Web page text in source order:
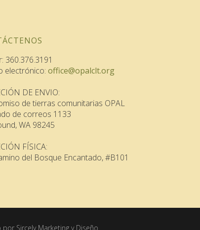
360.376.3191
electrónico: office@opalclt.org
DE ENVIO:
de tierras comunitarias OPAL
de correos 1133
WA 98245
FÍSICA:
del Bosque Encantado, #B101
por Sircely Marketing y Diseño